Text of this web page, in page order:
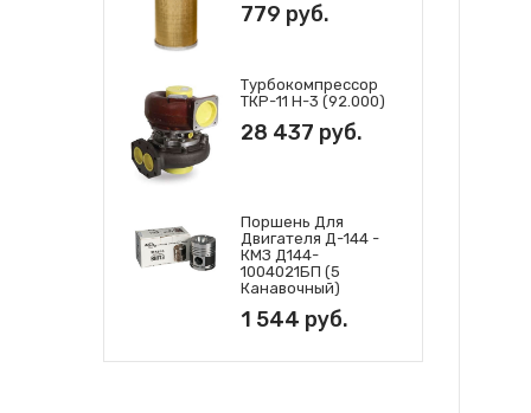
779 руб.
Турбокомпрессор
ТКР-11 Н-3 (92.000)
28 437 руб.
Поршень Для
Двигателя Д-144 -
КМЗ Д144-
1004021БП (5
Канавочный)
1 544 руб.